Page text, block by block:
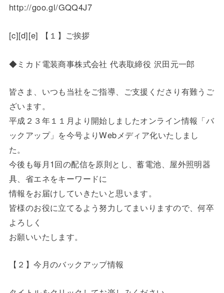
http://goo.gl/GQQ4J7
[c][d][e] 【１】ご挨拶
◆ミカド電装商事株式会社 代表取締役 沢田元一郎
皆さま、いつも当社をご指導、ご支援くださり有難うご
ざいます。
平成２３年１１月より開始しましたオンライン情報「バ
ックアップ」を今号よりWebメディア化いたしまし
た。
今後も毎月1回の配信を原則とし、蓄電池、屋外照明器
具、省エネをキーワードに
情報をお届けしていきたいと思います。
皆様のお役に立てるよう努力してまいりますので、何卒
よろしく
お願いいたします。
【２】今月のバックアップ情報